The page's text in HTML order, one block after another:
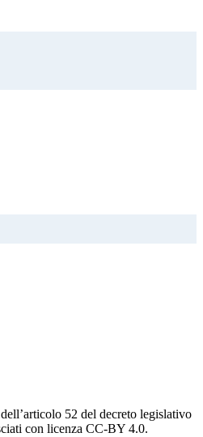
52 del decreto legislativo
con licenza CC-BY 4.0.